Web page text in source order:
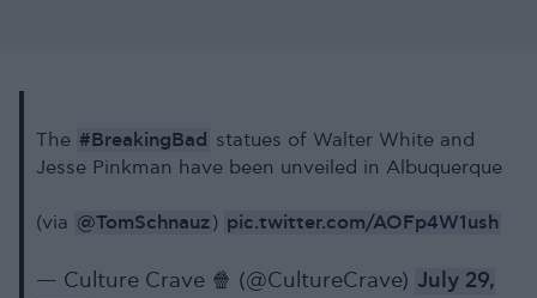
The #BreakingBad statues of Walter White and
Jesse Pinkman have been unveiled in Albuquerque
(via @TomSchnauz) pic.twitter.com/AOFp4W1ush
— Culture Crave 🍿 (@CultureCrave) July 29,